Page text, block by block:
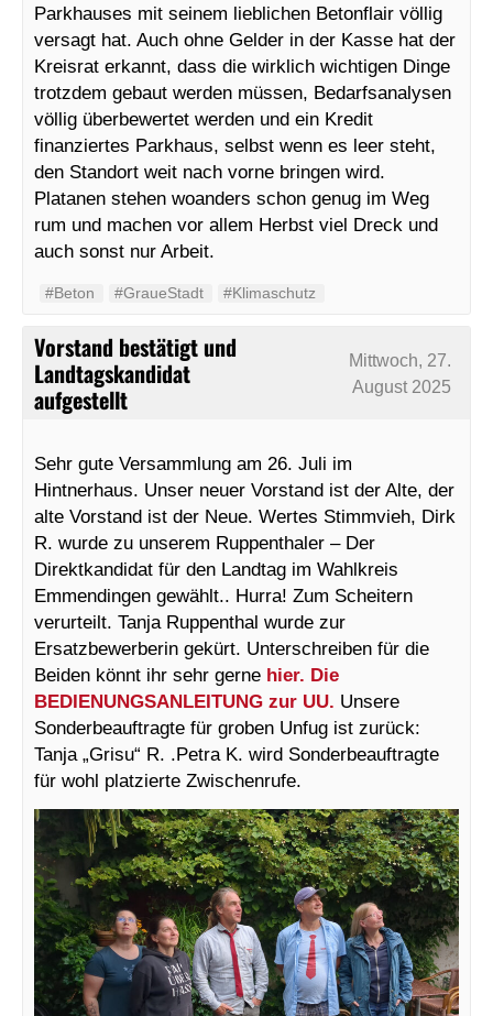
Parkhauses mit seinem lieblichen Betonflair völlig
versagt hat. Auch ohne Gelder in der Kasse hat der
Kreisrat erkannt, dass die wirklich wichtigen Dinge
trotzdem gebaut werden müssen, Bedarfsanalysen
völlig überbewertet werden und ein Kredit
finanziertes Parkhaus, selbst wenn es leer steht,
den Standort weit nach vorne bringen wird.
Platanen stehen woanders schon genug im Weg
rum und machen vor allem Herbst viel Dreck und
auch sonst nur Arbeit.
#Beton #GraueStadt #Klimaschutz
Vorstand bestätigt und
Landtagskandidat
aufgestellt
Mittwoch, 27.
August 2025
Sehr gute Versammlung am 26. Juli im
Hintnerhaus. Unser neuer Vorstand ist der Alte, der
alte Vorstand ist der Neue. Wertes Stimmvieh, Dirk
R. wurde zu unserem Ruppenthaler – Der
Direktkandidat für den Landtag im Wahlkreis
Emmendingen gewählt.. Hurra! Zum Scheitern
verurteilt. Tanja Ruppenthal wurde zur
Ersatzbewerberin gekürt. Unterschreiben für die
Beiden könnt ihr sehr gerne hier. Die
BEDIENUNGSANLEITUNG zur UU. Unsere
Sonderbeauftragte für groben Unfug ist zurück:
Tanja „Grisu“ R. .Petra K. wird Sonderbeauftragte
für wohl platzierte Zwischenrufe.